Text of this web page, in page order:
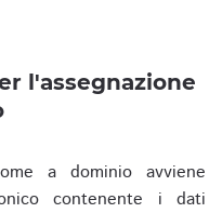
l'assegnazione
a dominio avviene
contenente i dati